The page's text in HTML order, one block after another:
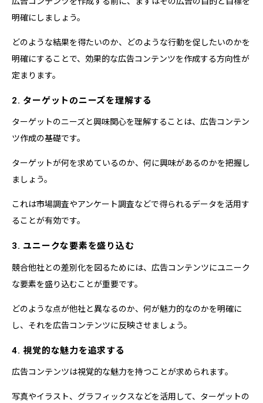
明確にしましょう。
どのような結果を得たいのか、どのような行動を促したいのかを
明確にすることで、効果的な広告コンテンツを作成する方向性が
定まります。
2. ターゲットのニーズを理解する
ターゲットのニーズと興味関心を理解することは、広告コンテン
ツ作成の基礎です。
ターゲットが何を求めているのか、何に興味があるのかを把握し
ましょう。
これは市場調査やアンケート調査などで得られるデータを活用す
ることが有効です。
3. ユニークな要素を盛り込む
競合他社との差別化を図るためには、広告コンテンツにユニーク
な要素を盛り込むことが重要です。
どのような点が他社と異なるのか、何が魅力的なのかを明確に
し、それを広告コンテンツに反映させましょう。
4. 視覚的な魅力を追求する
広告コンテンツは視覚的な魅力を持つことが求められます。
写真やイラスト、グラフィックスなどを活用して、ターゲットの